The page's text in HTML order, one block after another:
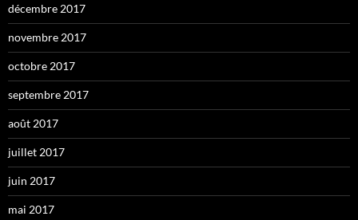
décembre 2017
novembre 2017
octobre 2017
septembre 2017
août 2017
juillet 2017
juin 2017
mai 2017